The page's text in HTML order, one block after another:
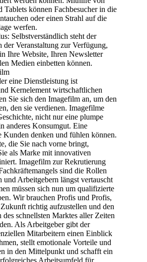
können Fachbesucher in die
oder einen Strahl auf die
werfen.
Selbstverständlich steht der
der Veranstaltung zur Verfügung,
Ihre Website, Ihren Newsletter
Medien einbetten können.
eine Dienstleistung ist
Kernelement wirtschaftlichen
Sie sich den Imagefilm an, um den
den sie verdienen. Imagefilme
nicht nur eine plumpe
anderes Konsumgut. Eine
Kunden denken und fühlen können.
die Sie nach vorne bringt,
als Marke mit innovativen
Imagefilm zur Rekrutierung
sind die Rollen
und Arbeitgebern längst vertauscht
müssen sich nun um qualifizierte
Wir brauchen Profis und Profis,
richtig aufzustellen und den
schnellsten Marktes aller Zeiten
Als Arbeitgeber gibt der
Mitarbeitern einen Einblick
stellt emotionale Vorteile und
in den Mittelpunkt und schafft ein
Arbeitsumfeld für